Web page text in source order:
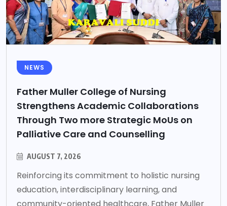
NEWS
Father Muller College of Nursing
Strengthens Academic Collaborations
Through Two more Strategic MoUs on
Palliative Care and Counselling
AUGUST 7, 2026
Reinforcing its commitment to holistic nursing
education, interdisciplinary learning, and
community-oriented healthcare, Father Muller